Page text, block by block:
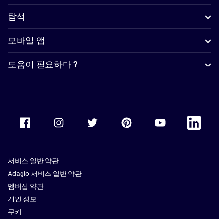
탐색
모바일 앱
도움이 필요하다 ?
Accor Facebook Accor TwitterAccor PinterestAccor Youtube
Accor
서비스 일반 약관
Adagio 서비스 일반 약관
멤버십 약관
개인 정보
쿠키